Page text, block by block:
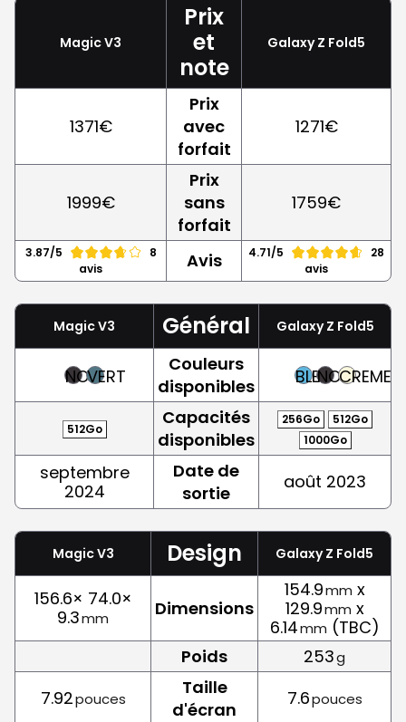
Magic V3
Prix
et
note
Galaxy Z Fold5
1371€
Prix
avec
forfait
1271€
1999€
Prix
sans
forfait
1759€
3.87/5
8
avis
Avis 4.71/5
28
avis
Magic V3 Général Galaxy Z Fold5
NOIRVERT
Couleurs
disponibles
BLEUNOIRCREME
512Go
Capacités
disponibles
256Go
512Go
1000Go
septembre
2024
Date de
sortie
août 2023
Magic V3 Design Galaxy Z Fold5
156.6× 74.0×
9.3mm Dimensions
154.9mm x
129.9mm x
6.14mm (TBC)
Poids
253g
7.92pouces
Taille
d'écran
7.6pouces